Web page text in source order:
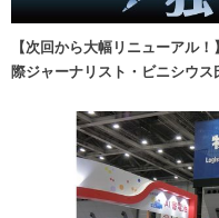
【次回から大幅リニューアル
際ジャーナリスト・ビニシウス